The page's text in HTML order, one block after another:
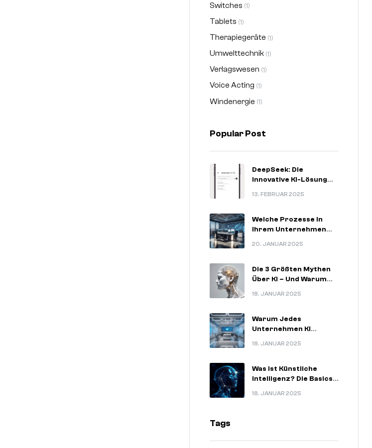
Switches (1)
Tablets (1)
Therapiegeräte (1)
Umwelttechnik (1)
Verlagswesen (1)
Voice Acting (1)
Windenergie (1)
Popular Post
13. FEBRUAR 2025
DeepSeek: Die
Innovative KI-Lösung
20. JANUAR 2025
Welche Prozesse In
Ihrem Unternehmen
18. JANUAR 2025
Die 3 Größten Mythen
Über KI – Und Warum
18. JANUAR 2025
Warum Jedes
Unternehmen KI
18. JANUAR 2025
Was Ist Künstliche
Intelligenz? Die Basics
Tags